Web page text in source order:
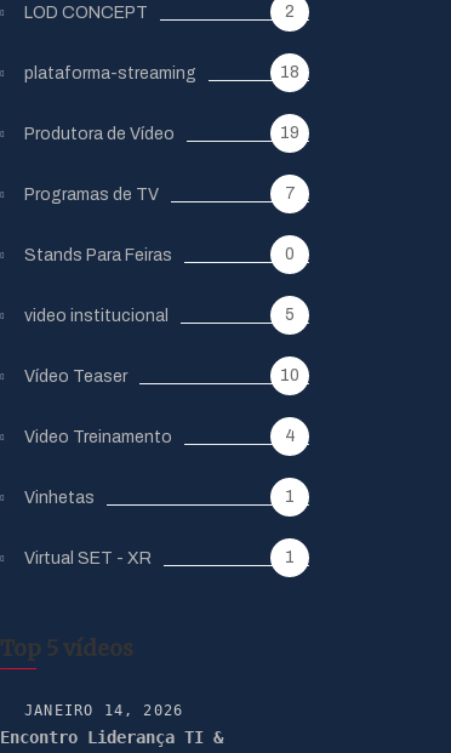
LOD CONCEPT 2
plataforma-streaming 18
Produtora de Vídeo 19
Programas de TV 7
Stands Para Feiras 0
video institucional 5
Vídeo Teaser 10
Video Treinamento 4
Vinhetas 1
Virtual SET - XR 1
Top 5 vídeos
JANEIRO 14, 2026
Encontro Liderança TI &